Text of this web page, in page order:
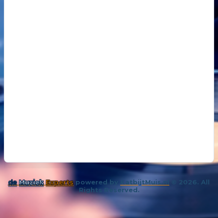
14 oktober
de Muziek Experts powered by KatbijtMuis.nl
© 2026. All
Rights Reserved.